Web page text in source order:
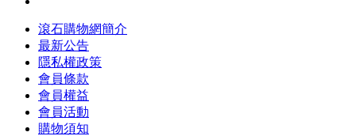
滾石購物網簡介
最新公告
隱私權政策
會員條款
會員權益
會員活動
購物須知